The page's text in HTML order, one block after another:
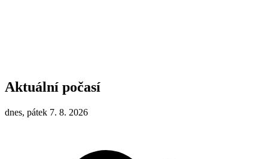
Aktuální počasí
dnes, pátek 7. 8. 2026